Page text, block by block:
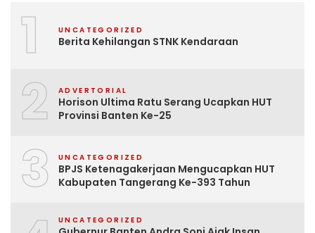
1 UNCATEGORIZED
Berita Kehilangan STNK Kendaraan
2 ADVERTORIAL
Horison Ultima Ratu Serang Ucapkan HUT
Provinsi Banten Ke-25
3 UNCATEGORIZED
BPJS Ketenagakerjaan Mengucapkan HUT
Kabupaten Tangerang Ke-393 Tahun
UNCATEGORIZED